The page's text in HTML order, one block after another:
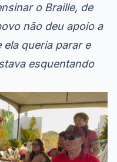
o Braille, de
não deu apoio a
ela queria parar e
esquentando